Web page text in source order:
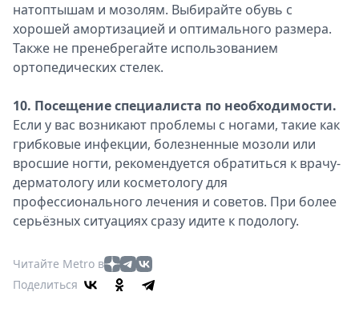
натоптышам и мозолям. Выбирайте обувь с
хорошей амортизацией и оптимального размера.
Также не пренебрегайте использованием
ортопедических стелек.
10. Посещение специалиста по необходимости.
Если у вас возникают проблемы с ногами, такие как
грибковые инфекции, болезненные мозоли или
вросшие ногти, рекомендуется обратиться к врачу-
дерматологу или косметологу для
профессионального лечения и советов. При более
серьёзных ситуациях сразу идите к подологу.
Читайте Metro в
Поделиться